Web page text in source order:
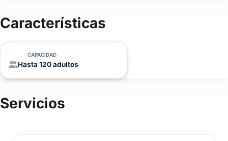
Características
CAPACIDAD
Hasta 120 adultos
Servicios